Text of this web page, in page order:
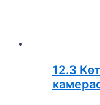
12.3